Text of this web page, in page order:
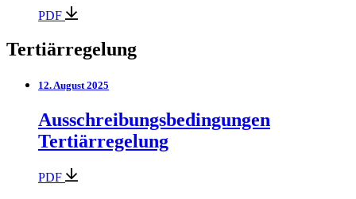
PDF
Tertiärregelung
12. August 2025
Ausschreibungsbedingungen
Tertiärregelung
PDF